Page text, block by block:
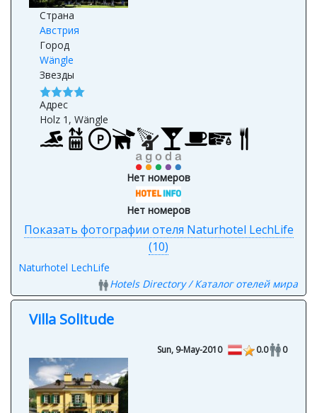
Страна
Австрия
Город
Wängle
Звезды
Адрес
Holz 1, Wängle
Нет номеров
Нет номеров
Показать фотографии отеля Naturhotel LechLife
(10)
Naturhotel LechLife
Hotels Directory / Каталог отелей мира
Villa Solitude
Sun, 9-May-2010 0.0 0